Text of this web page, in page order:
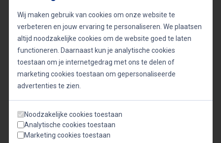
jouw evenement? Neem nu contact op voor
boekingen en beschikbaarheid.
Onderwerpen
Dagvoorzitterschap Presenteren
Wij maken gebruik van cookies om onze website te
verbeteren en jouw ervaring te personaliseren. We plaatsen
altijd noodzakelijke cookies om de website goed te laten
functioneren. Daarnaast kun je analytische cookies
toestaan om je internetgedrag met ons te delen of
marketing cookies toestaan om gepersonaliseerde
advertenties te zien.
Noodzakelijke cookies toestaan
Analytische cookies toestaan
Marketing cookies toestaan